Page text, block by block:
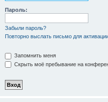
Пароль:
Забыли пароль?
Повторно выслать письмо для
Запомнить меня
Скрыть моё пребывание на